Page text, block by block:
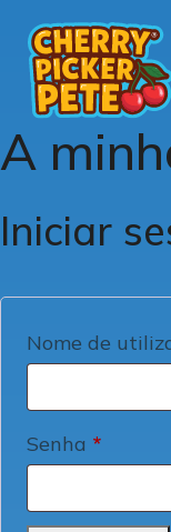
A
Iniciar
Nome de
Senha *